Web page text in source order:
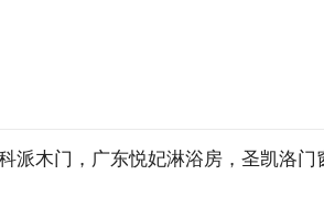
派木门，广东悦妃淋浴房，圣凯洛